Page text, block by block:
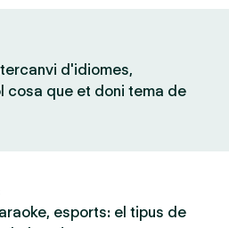
d'idiomes,
cosa que et doni tema de
esports: el tipus de